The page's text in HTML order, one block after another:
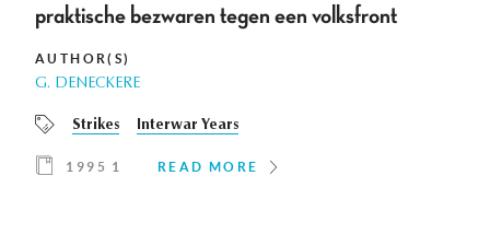
praktische bezwaren tegen een volksfront
AUTHOR(S)
G. DENECKERE
Strikes Interwar Years
1995 1 READ MORE